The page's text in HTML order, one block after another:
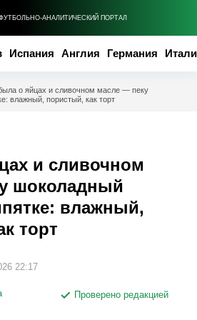
АНАЛИТИЧЕСКИЙ ПОРТАЛ
Испания Англия Германия
о яйцах и сливочном масле — пеку
влажный, пористый, как торт
и сливочном
шоколадный
влажный,
торт
22:17
Проверено редакцией